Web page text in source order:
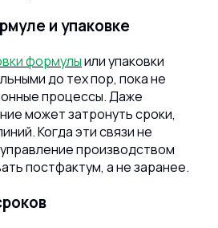
и упаковке
формулыили упаковки
до тех пор, пока не
процессы. Даже
может затронуть сроки,
Когда эти связи не
производством
постфактум, а не заранее.